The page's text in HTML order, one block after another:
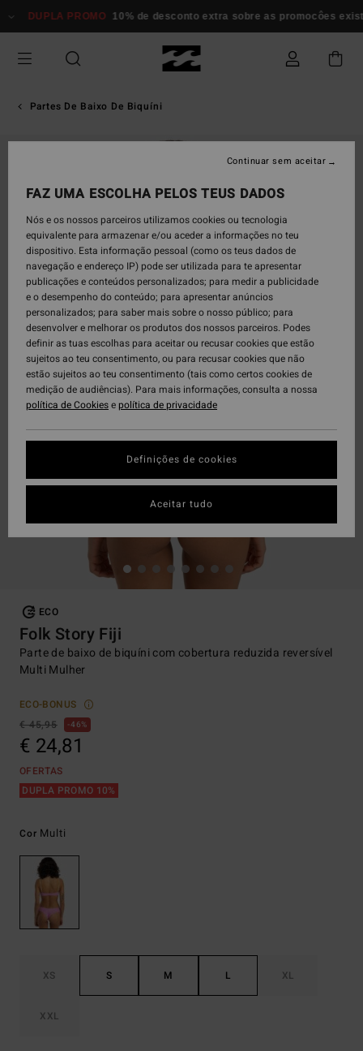
para
informação
DUPLA PROMO 10% de desconto extra sobre as promocôes
Partes De Baixo De Biquíni
ECO
Folk Story Fiji
Parte de baixo de biquíni com cobertura reduzida reversível
Multi Mulher
ECO-BONUS
€ 45,95
46%
€ 24,81
OFERTAS
DUPLA PROMO 10%
Cor Multi
XS S M L XL
XXL
FAZ UMA ESCOLHA PELOS TEUS DADOS
Nós e os nossos parceiros utilizamos cookies ou tecnologia
equivalente para armazenar e/ou aceder a informações no teu
dispositivo. Esta informação pessoal (como os teus dados de
navegação e endereço IP) pode ser utilizada para te apresentar
publicações e conteúdos personalizados; para medir a publicidade
e o desempenho do conteúdo; para apresentar anúncios
personalizados; para saber mais sobre o nosso público; para
desenvolver e melhorar os produtos dos nossos parceiros. Podes
definir as tuas escolhas para aceitar ou recusar cookies que estão
sujeitos ao teu consentimento, ou para recusar cookies que não
estão sujeitos ao teu consentimento (tais como certos cookies de
medição de audiências). Para mais informações, consulta a nossa
política de Cookiesepolítica de privacidade
Definições de cookies
Continuar sem aceitar
Aceitar tudo